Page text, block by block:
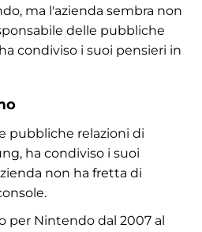
ma l'azienda sembra non
delle pubbliche
condiviso i suoi pensieri in
pubbliche relazioni di
ha condiviso i suoi
non ha fretta di
per Nintendo dal 2007 al